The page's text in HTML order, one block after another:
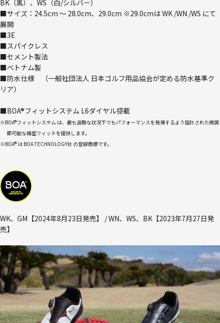
BK（黒）、WS（白/シルバー）
■サイズ：24.5cm ～ 28.0cm、29.0cm ※29.0cmは WK /WN /WS にて
展開
■3E
■スパイクレス
■セメント製法
■ベトナム製
■防水仕様 （一般社団法人 日本ゴルフ用品協会が定める防水基準ク
リア）
■BOA®フィットシステム L6ダイヤル搭載
※BOA®フィットシステム は、最も過酷な状況下でもパフォーマンスを発揮するよう設計された微調
節可能な精密フィットを提供します。
※BOA® は BOA TECHNOLOGY社 の登録商標です。
WK、GM【2024年8月23日発売】 / WN、WS、BK【2023年7月27日発
売】